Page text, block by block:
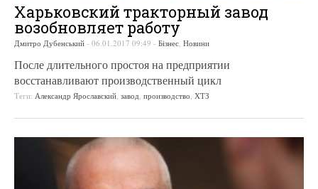
Харьковский тракторный завод
возобновляет работу
Дмитро Дубенський - 06.01.2017 09:49 - Бізнес Новини
После длительного простоя на предприятии
восстанавливают производственный цикл
Теги: Александр Ярославский завод производство ХТЗ